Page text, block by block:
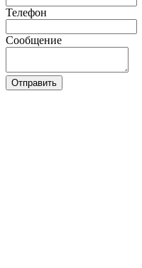
Телефон
Сообщение
Отправить